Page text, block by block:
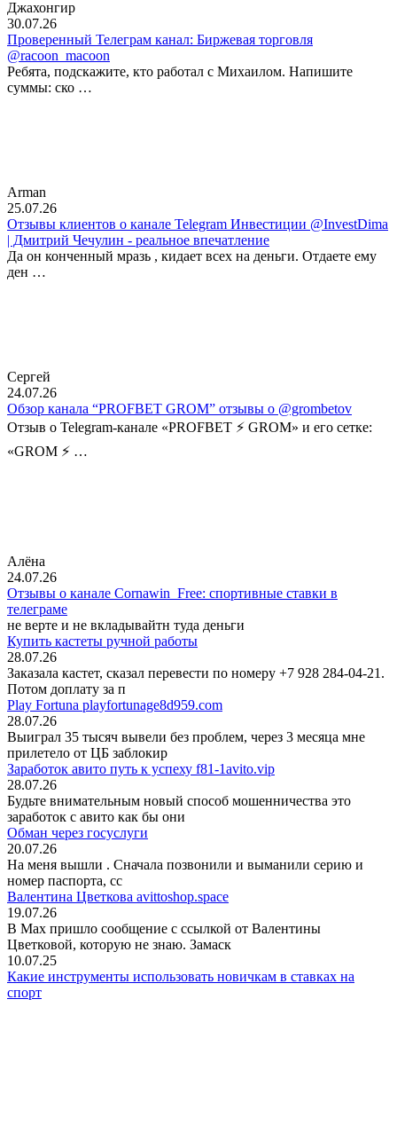
Джахонгир
30.07.26
Проверенный Телеграм канал: Биржевая торговля
@racoon_macoon
Ребята, подскажите, кто работал с Михаилом. Напишите
суммы: ско …
Arman
25.07.26
Отзывы клиентов о канале Telegram Инвестиции @InvestDima
| Дмитрий Чечулин - реальное впечатление
Да он конченный мразь , кидает всех на деньги. Отдаете ему
ден …
Сергей
24.07.26
Обзор канала “PROFBET GROM” отзывы о @grombetov
Отзыв о Telegram-канале «PROFBET ⚡️ GROM» и его сетке:
«GROM ⚡️ …
Алёна
24.07.26
Отзывы о канале Cornawin_Free: спортивные ставки в
телеграме
не верте и не вкладывайтн туда деньги
Купить кастеты ручной работы
28.07.26
Заказала кастет, сказал перевести по номеру +7 928 284-04-21.
Потом доплату за п
Play Fortuna playfortunage8d959.com
28.07.26
Выиграл 35 тысяч вывели без проблем, через 3 месяца мне
прилетело от ЦБ заблокир
Заработок авито путь к успеху f81-1avito.vip
28.07.26
Будьте внимательным новый способ мошенничества это
заработок с авито как бы они
Обман через госуслуги
20.07.26
На меня вышли . Сначала позвонили и выманили серию и
номер паспорта, сс
Валентина Цветкова avittoshop.space
19.07.26
В Мах пришло сообщение с ссылкой от Валентины
Цветковой, которую не знаю. Замаск
10.07.25
Какие инструменты использовать новичкам в ставках на
спорт